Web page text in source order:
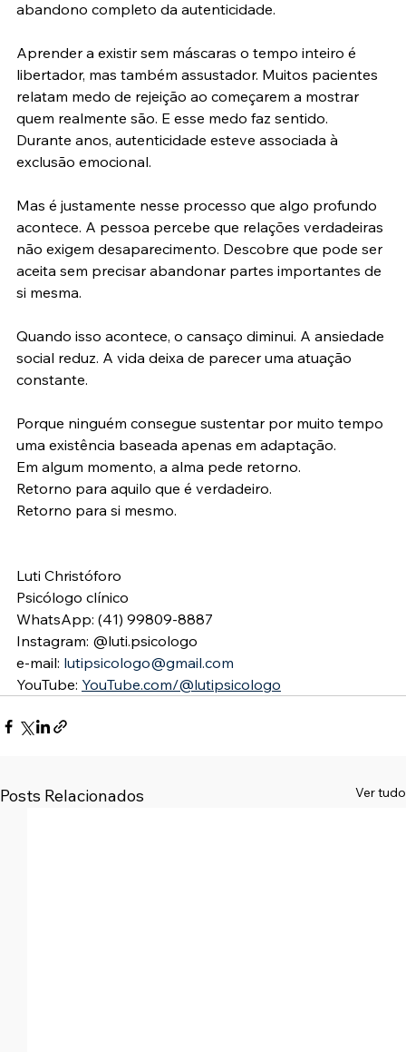
abandono completo da autenticidade.
Aprender a existir sem máscaras o tempo inteiro é
libertador, mas também assustador. Muitos pacientes
relatam medo de rejeição ao começarem a mostrar
quem realmente são. E esse medo faz sentido.
Durante anos, autenticidade esteve associada à
exclusão emocional.
Mas é justamente nesse processo que algo profundo
acontece. A pessoa percebe que relações verdadeiras
não exigem desaparecimento. Descobre que pode ser
aceita sem precisar abandonar partes importantes de
si mesma.
Quando isso acontece, o cansaço diminui. A ansiedade
social reduz. A vida deixa de parecer uma atuação
constante.
Porque ninguém consegue sustentar por muito tempo
uma existência baseada apenas em adaptação.
Em algum momento, a alma pede retorno.
Retorno para aquilo que é verdadeiro.
Retorno para si mesmo.
Luti Christóforo
Psicólogo clínico
WhatsApp: (41) 99809-8887
Instagram: @luti.psicologo
e-mail: lutipsicologo@gmail.com
YouTube: YouTube.com/@lutipsicologo
Posts Relacionados Ver tudo